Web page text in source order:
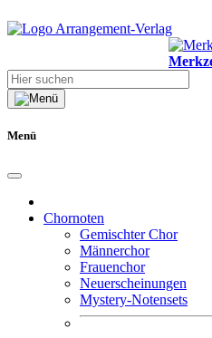
Menü
Chornoten
Gemischter Chor
Männerchor
Frauenchor
Neuerscheinungen
Mystery-Notensets